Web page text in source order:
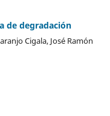
de degradación
Cigala, José Ramón